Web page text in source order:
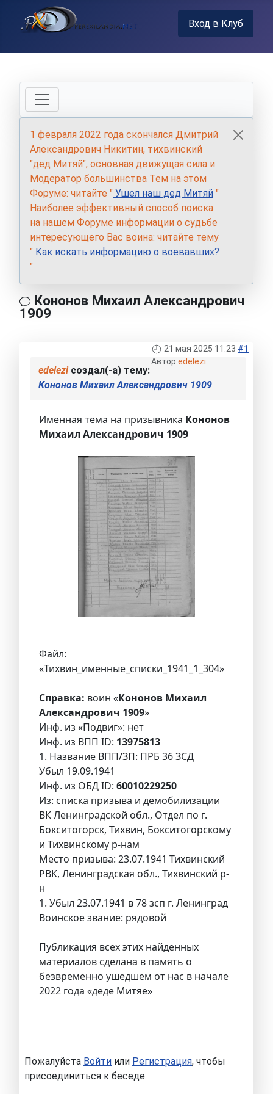
Вход в Клуб
1 февраля 2022 года скончался Дмитрий
Александрович Никитин, тихвинский
"дед Митяй", основная движущая сила и
Модератор большинства Тем на этом
Форуме: читайте " Ушел наш дед Митяй "
Наиболее эффективный способ поиска
на нашем Форуме информации о судьбе
интересующего Вас воина: читайте тему
" Как искать информацию о воевавших?
"
Кононов Михаил Александрович
1909
21 мая 2025 11:23 #1
Автор edelezi
edeleziсоздал(-а) тему:
Кононов Михаил Александрович 1909
Именная тема на призывника Кононов
Михаил Александрович 1909
Файл:
«Тихвин_именные_списки_1941_1_304»
Справка: воин «Кононов Михаил
Александрович 1909»
Инф. из «Подвиг»: нет
Инф. из ВПП ID: 13975813
1. Название ВПП/ЗП: ПРБ 36 ЗСД
Убыл 19.09.1941
Инф. из ОБД ID: 60010229250
Из: списка призыва и демобилизации
ВК Ленинградской обл., Отдел по г.
Бокситогорск, Тихвин, Бокситогорскому
и Тихвинскому р-нам
Место призыва: 23.07.1941 Тихвинский
РВК, Ленинградская обл., Тихвинский р-
н
1. Убыл 23.07.1941 в 78 зсп г. Ленинград
Воинское звание: рядовой
Публикация всех этих найденных
материалов сделана в память о
безвременно ушедшем от нас в начале
2022 года «деде Митяе»
Пожалуйста Войти или Регистрация, чтобы
присоединиться к беседе.